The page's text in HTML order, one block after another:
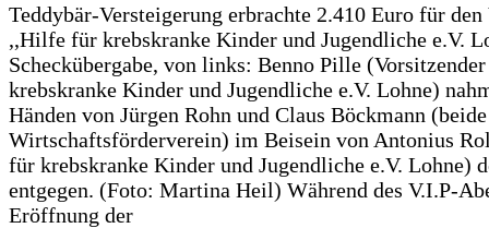
Teddybär-Versteigerung erbrachte 2.410 Euro für den
,,Hilfe für krebskranke Kinder und Jugendliche e.V.
Scheckübergabe, von links: Benno Pille
krebskranke Kinder und Jugendliche e.V. Lohne)
Händen von Jürgen Rohn und Claus Böckmann
Wirtschaftsförderverein) im Beisein von Antonius
für krebskranke Kinder und Jugendliche e.V. Lohne)
entgegen. (Foto: Martina Heil) Während des V.I.P-
Eröffnung der